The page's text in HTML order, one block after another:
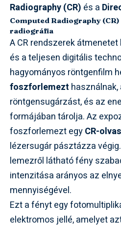
Radiography (CR) és a
Computed Radiography (CR)
radiográfia
A CR rendszerek
és a teljesen digitális
hagyományos röntgenfilm
foszforlemezt
röntgensugárzást, és az
formájában tárolja. Az
foszforlemezt egyCR-
lézersugár pásztázza
lemezről látható fény
intenzitása arányos az
mennyiségével.
Ezt a fényt egy
elektromos jellé, amelyet